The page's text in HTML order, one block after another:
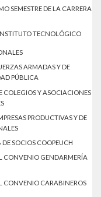
SEMESTRE DE LA CARRERA
TECNOLÓGICO
ARMADAS Y DE
PÚBLICA
COLEGIOS Y ASOCIACIONES
PRODUCTIVAS Y DE
SOCIOS COOPEUCH
CONVENIO GENDARMERÍA
CONVENIO CARABINEROS